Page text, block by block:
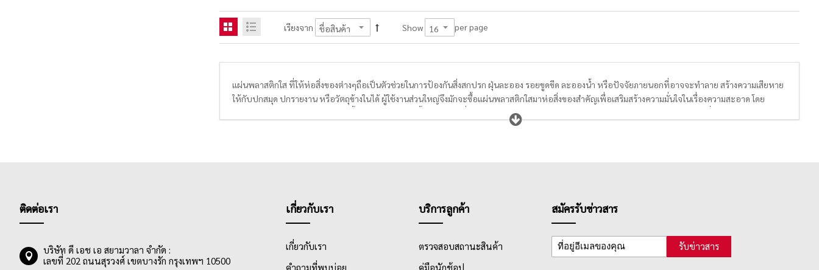
เรียงจาก Show per page
แผ่นพลาสติกใส ที่ให้ห่อสิ่งของต่างๆถือเป็นตัวช่วยในการป้องกันสิ่งสกปรก ฝุ่นละออง รอยขูดขีด ละอองน้ำ หรือปัจจัยภายนอกที่อาจจะทำลาย สร้างความเสียหาย
ให้กับปกสมุด ปกรายงาน หรือวัตถุข้างในได้ ผู้ใช้งานส่วนใหญ่จึงมักจะซื้อแผ่นพลาสติกใสมาห่อสิ่งของสำคัญเพื่อเสริมสร้างความมั่นใจในเรื่องความสะอาด โดย
เฉพาะในยุคไวรัสโควิดแพร่ระบาดนี้ แผ่นพลาสติกใสมีทั้งแบบแผ่นเพื่อป้องกันหน้าปกสมุด หน้าปกรายงานต่างๆ และพลาสติกใสแบบม้วน เพื่อใช้ห่อหุ้มวัตถุต่างๆ
ติดต่อเรา
บริษัท ดี เอช เอ สยามวาลา จำกัด :
เลขที่ 202 ถนนสุรวงศ์ เขตบางรัก กรุงเทพฯ 10500
เกี่ยวกับเรา
เกี่ยวกับเรา
คำถามที่พบบ่อย
บริการลูกค้า
ตรวจสอบสถานะสินค้า
คู่มือนักช้อป
สมัครรับข่าวสาร
รับข่าวสาร